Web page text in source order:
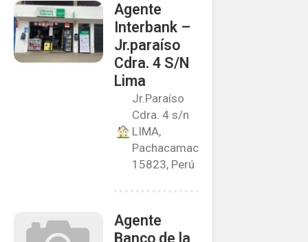
Agente
Interbank –
Jr.paraíso
Cdra. 4 S/N
Lima
Jr.Paraíso
Cdra. 4 s/n
LIMA,
Pachacamac
15823, Perú
Agente
Banco de la